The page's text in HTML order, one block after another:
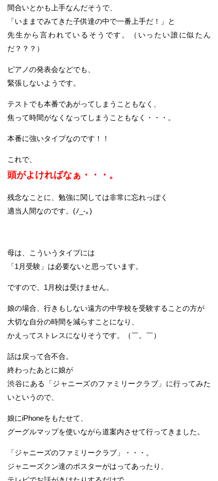
間合いとかも上手なんだそうで、
「いままでみてきた子供達の中で一番上手だ！」と
先生から言われているそうです。（いったい誰に似たん
だ？？？）
ピアノの発表会などでも、
緊張しないようです。
テストでも本番であがってしまうこともなく、
焦って時間がなくなってしまうこともなく・・・。
本番に強いタイプなのです！！
これで、
頭がよければなぁ・・・。
残念なことに、勉強に関しては非常に忘れっぽく
適当人間なのです。(ﾉ_-｡)
母は、こういうタイプには
「1月受験」は必要ないと思っています。
ですので、1月校は受けません。
娘の場合、行きもしない遠方の中学校を受験することの方が
大切な自分の時間を減らすことになり、
かえってストレスになりそうです。（￣。￣）
話は戻って合不合。
終わったあとに娘が
渋谷にある「ジャニーズのファミリークラブ」に行ってみた
いというので、
娘にiPhoneをもたせて、
グーグルマップを使いながら道案内させて行ってきました。
「ジャニーズのファミリークラブ」・・・。
ジャニーズクン達のポスターがはってあったり、